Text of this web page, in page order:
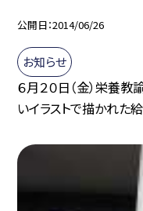
公開日 2014/06/26
お知らせ
６月２０日（金）栄養
いイラストで描かれた